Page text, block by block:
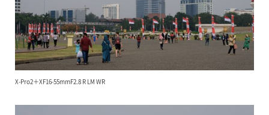
X-Pro2＋XF16-55mmF2.8 R LM WR